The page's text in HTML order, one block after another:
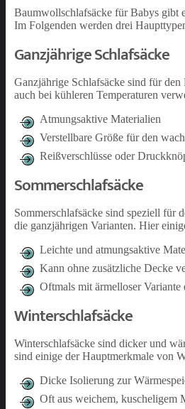
Baumwollschlafsäcke für Babys gibt
Im Folgenden werden drei
Ganzjährige Schlafsäcke
Ganzjährige Schlafsäcke sind für
auch bei kühleren Temperaturen
Atmungsaktive Materialien
Verstellbare Größe für den
Reißverschlüsse oder
Sommerschlafsäcke
Sommerschlafsäcke sind speziell für
die ganzjährigen Varianten. Hier
Leichte und atmungsaktive
Kann ohne zusätzliche Decke
Oftmals mit ärmelloser Variante
Winterschlafsäcke
Winterschlafsäcke sind dicker und
sind einige der Hauptmerkmale von
Dicke Isolierung zur
Oft aus weichem, kuscheligem